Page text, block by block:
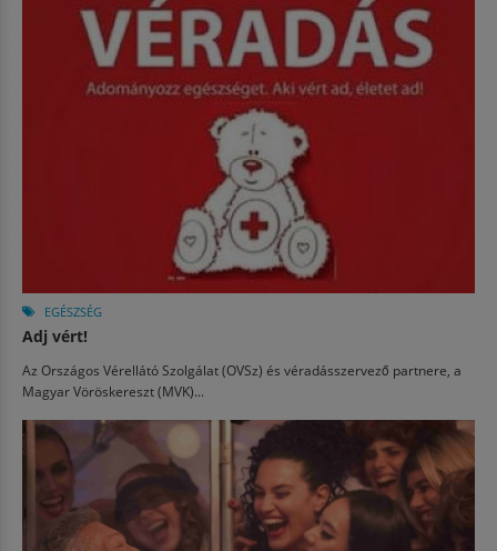
EGÉSZSÉG
Adj vért!
Az Országos Vérellátó Szolgálat (OVSz) és véradásszervező partnere, a
Magyar Vöröskereszt (MVK)...